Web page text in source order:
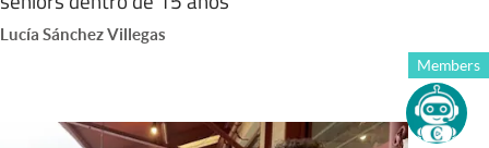
Lucía Sánchez Villegas
Members